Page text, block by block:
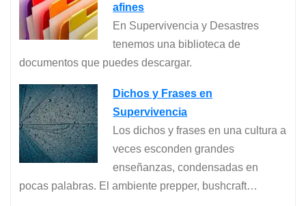
afines
En Supervivencia y Desastres
tenemos una biblioteca de
documentos que puedes descargar.
Dichos y Frases en
Supervivencia
Los dichos y frases en una cultura a
veces esconden grandes
enseñanzas, condensadas en
pocas palabras. El ambiente prepper, bushcraft…